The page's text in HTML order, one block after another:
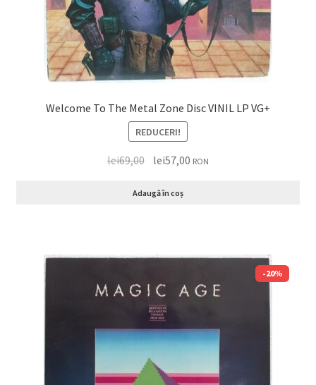
Welcome To The Metal Zone Disc VINIL LP VG+
REDUCERI!
lei69,00 lei57,00 RON
Adaugă în coș
-20%